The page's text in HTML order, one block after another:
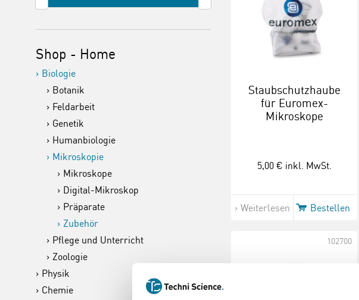
Shop - Home
Biologie
Botanik
Feldarbeit
Genetik
Humanbiologie
Mikroskopie
Mikroskope
Digital-Mikroskop
Präparate
Zubehör
Pflege und Unterricht
Zoologie
Physik
Chemie
Staubschutzhaube
für Euromex-
Mikroskope
5,00 € inkl. MwSt.
Weiterlesen Bestellen
102700